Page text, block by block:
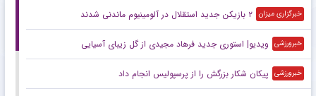
جدید ترین پربیننده ترین پربحث ترین ها
باشگاه خبرنگاران جوان ایران میزبان مسابقات فوتبال و فوتسال مدارس آسیا شد
باشگاه خبرنگاران جوان برگزاری مجمع عمومی کنفدراسیون والیبال آسیا در بانکوک